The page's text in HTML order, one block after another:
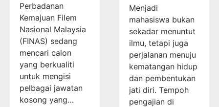
Perbadanan
Kemajuan Filem
Nasional Malaysia
(FINAS) sedang
mencari calon
yang berkualiti
untuk mengisi
pelbagai jawatan
kosong yang…
Menjadi
mahasiswa bukan
sekadar menuntut
ilmu, tetapi juga
perjalanan menuju
kematangan hidup
dan pembentukan
jati diri. Tempoh
pengajian di